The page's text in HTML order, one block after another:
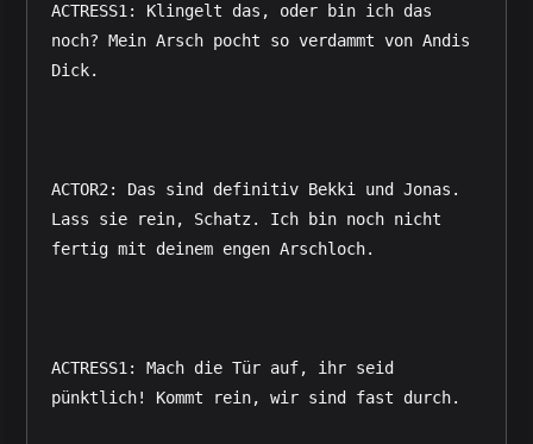
ACTRESS1: Klingelt das, oder bin ich das
noch? Mein Arsch pocht so verdammt von Andis
Dick.
ACTOR2: Das sind definitiv Bekki und Jonas.
Lass sie rein, Schatz. Ich bin noch nicht
fertig mit deinem engen Arschloch.
ACTRESS1: Mach die Tür auf, ihr seid
pünktlich! Kommt rein, wir sind fast durch.